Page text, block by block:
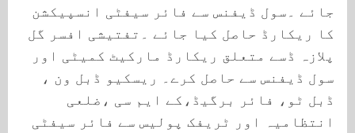
جائے ۔سول ڈیفنس سے فائر سیفٹی انسپیکشن
کا ریکارڈ حاصل کیا جائے ۔تفتیشی افسر گل
پلازہ ڈسے متعلق ریکارڈ مارکیٹ کمیٹی اور
سول ڈیفنس سے حاصل کرے۔ ریسکیو ڈبل ون ،
ڈبل ٹو، فائر برگیڈ،کے ایم سی ،ضلعی
انتظامیہ اور ٹریفک پولیس سے فائر سیفٹی